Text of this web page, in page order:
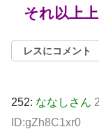
それ以上
レスにコメント
252: ななしさん
ID:gZh8C1xr0